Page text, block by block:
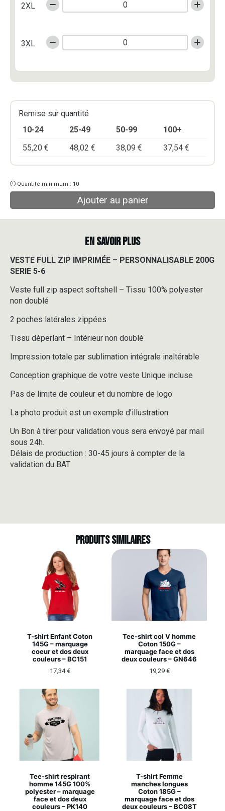
2XL
3XL
Remise sur quantité
10-24
25-49 50-99
100+
55,20 € 48,02 € 38,09 € 37,54 €
Quantité minimum : 10
Ajouter au panier
EN SAVOIR PLUS
VESTE FULL ZIP IMPRIMÉE – PERSONNALISABLE 200G
SERIE 5-6
Veste full zip aspect softshell – Tissu 100% polyester
non doublé
2 poches latérales zippées.
Tissu déperlant – Intérieur non doublé
Impression totale par sublimation intégrale inaltérable
Conception graphique de votre veste Unique incluse
Pas de limite de couleur et du nombre de logo
La photo produit est un exemple d’illustration
Un Bon à tirer pour validation vous sera envoyé par mail
sous 24h.
Délais de production : 30-45 jours à compter de la
validation du BAT
Produits similaires
T-shirt Enfant Coton
145G – marquage
coeur et dos deux
couleurs – BC151
17,34€
Tee-shirt col V homme
Coton 150G –
marquage face et dos
deux couleurs – GN646
19,29 €
Tee-shirt respirant
homme 145G 100%
polyester – marquage
face et dos deux
couleurs – PK140
T-shirt Femme
manches longues
Coton 185G –
marquage face et dos
deux couleurs – BC08T